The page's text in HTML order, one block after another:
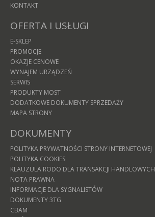
KONTAKT
OFERTA I USŁUGI
E-SKLEP
PROMOCJE
OKAZJE CENOWE
WYNAJEM URZĄDZEŃ
SERWIS
PRODUKTY MOST
DODATKOWE DOKUMENTY SPRZEDAŻY
MAPA STRONY
DOKUMENTY
POLITYKA PRYWATNOŚCI STRONY INTERNETOWEJ
POLITYKA COOKIES
KLAUZULA RODO DLA TRANSAKCJI HANDLOWYCH
NOTA PRAWNA
INFORMACJE DLA SYGNALISTÓW
DOKUMENTY 3TG
CBAM